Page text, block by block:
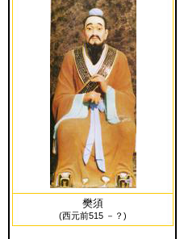
樊須
(西元前515 －？)